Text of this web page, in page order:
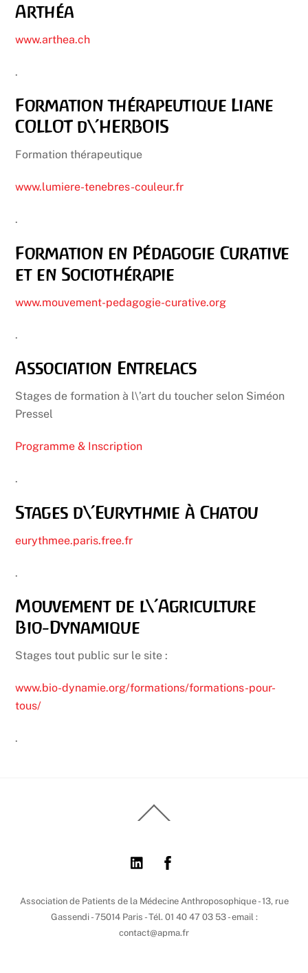
Arthéa
www.arthea.ch
.
Formation thérapeutique Liane
COLLOT d\’HERBOIS
Formation thérapeutique
www.lumiere-tenebres-couleur.fr
.
Formation en Pédagogie Curative
et en Sociothérapie
www.mouvement-pedagogie-curative.org
.
Association Entrelacs
Stages de formation à l\’art du toucher selon Siméon
Pressel
Programme & Inscription
.
Stages d\’Eurythmie à Chatou
eurythmee.paris.free.fr
.
Mouvement de l\’Agriculture
Bio-Dynamique
Stages tout public sur le site :
www.bio-dynamie.org/formations/formations-pour-
tous/
.
To
Association de Patients de la Médecine Anthroposophique - 13, rue
Gassendi - 75014 Paris - Tél. 01 40 47 03 53 - email :
contact@apma.fr